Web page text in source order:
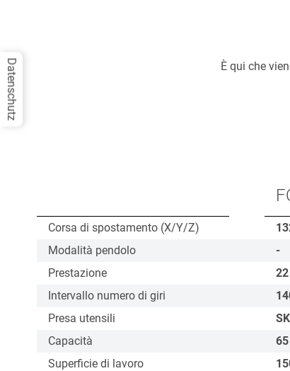
È qui che
Corsa di spostamento (X/Y/Z)
Modalità pendolo
-
Prestazione
Intervallo numero di giri
Presa utensili
Capacità
Superficie di lavoro
Datenschutz